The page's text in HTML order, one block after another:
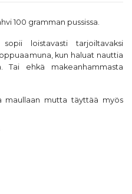
100 gramman pussissa.
loistavasti tarjoiltavaksi
kun haluat nauttia
Tai ehkä makeanhammasta
maullaan mutta täyttää myös